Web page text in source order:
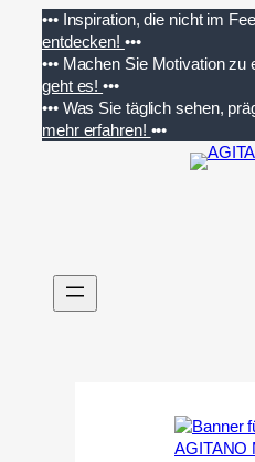
Inhalt
springen
••• Inspiration, die nicht im
entdecken! •••
••• Machen Sie Motivation zu
geht es!•••
••• Was Sie täglich sehen,
mehr erfahren! •••